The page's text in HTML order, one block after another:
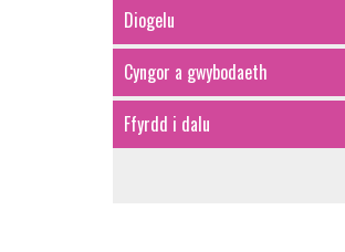
Diogelu
Cyngor a gwybodaeth
Ffyrdd i dalu